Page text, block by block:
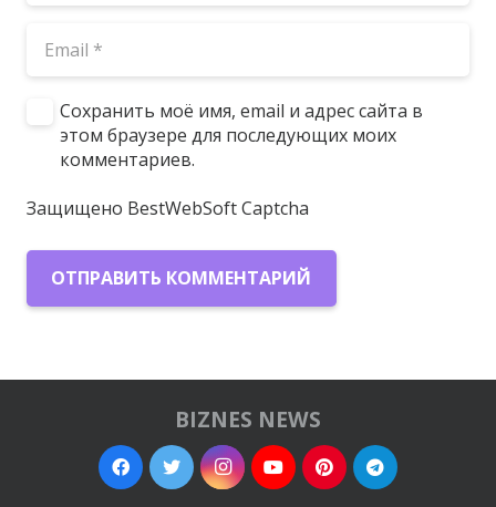
Сохранить моё имя, email и адрес сайта в
этом браузере для последующих моих
комментариев.
Защищено BestWebSoft Captcha
ОТПРАВИТЬ КОММЕНТАРИЙ
BIZNES NEWS